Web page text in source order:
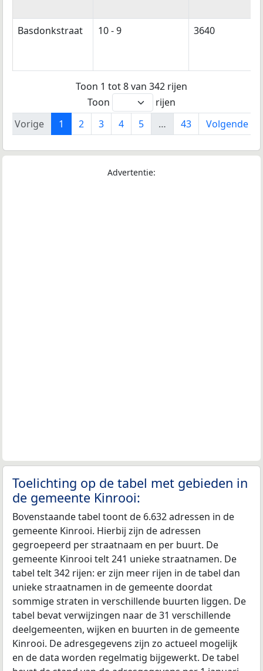
Basdonkstraat 10 - 9 3640
Toon 1 tot 8 van 342 rijen
Toon
rijen
Vorige
1 2 3 4 5 … 43 Volgende
Advertentie:
Toelichting op de tabel met gebieden in
de gemeente Kinrooi:
Bovenstaande tabel toont de 6.632 adressen in de
gemeente Kinrooi. Hierbij zijn de adressen
gegroepeerd per straatnaam en per buurt. De
gemeente Kinrooi telt 241 unieke straatnamen. De
tabel telt 342 rijen: er zijn meer rijen in de tabel dan
unieke straatnamen in de gemeente doordat
sommige straten in verschillende buurten liggen. De
tabel bevat verwijzingen naar de 31 verschillende
deelgemeenten, wijken en buurten in de gemeente
Kinrooi. De adresgegevens zijn zo actueel mogelijk
en de data worden regelmatig bijgewerkt. De tabel